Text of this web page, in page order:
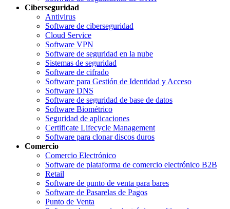
Ciberseguridad
Antivirus
Software de ciberseguridad
Cloud Service
Software VPN
Software de seguridad en la nube
Sistemas de seguridad
Software de cifrado
Software para Gestión de Identidad y Acceso
Software DNS
Software de seguridad de base de datos
Software Biométrico
Seguridad de aplicaciones
Certificate Lifecycle Management
Software para clonar discos duros
Comercio
Comercio Electrónico
Software de plataforma de comercio electrónico B2B
Retail
Software de punto de venta para bares
Software de Pasarelas de Pagos
Punto de Venta